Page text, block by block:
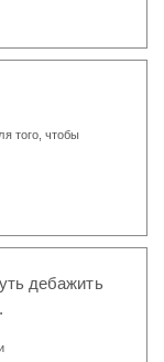
того, чтобы
дебажить